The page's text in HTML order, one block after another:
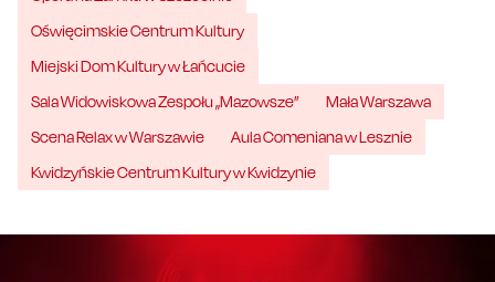
Oświęcimskie Centrum Kultury
Miejski Dom Kultury w Łańcucie
Sala Widowiskowa Zespołu „Mazowsze”
Mała Warszawa
Scena Relax w Warszawie
Aula Comeniana w Lesznie
Kwidzyńskie Centrum Kultury w Kwidzynie